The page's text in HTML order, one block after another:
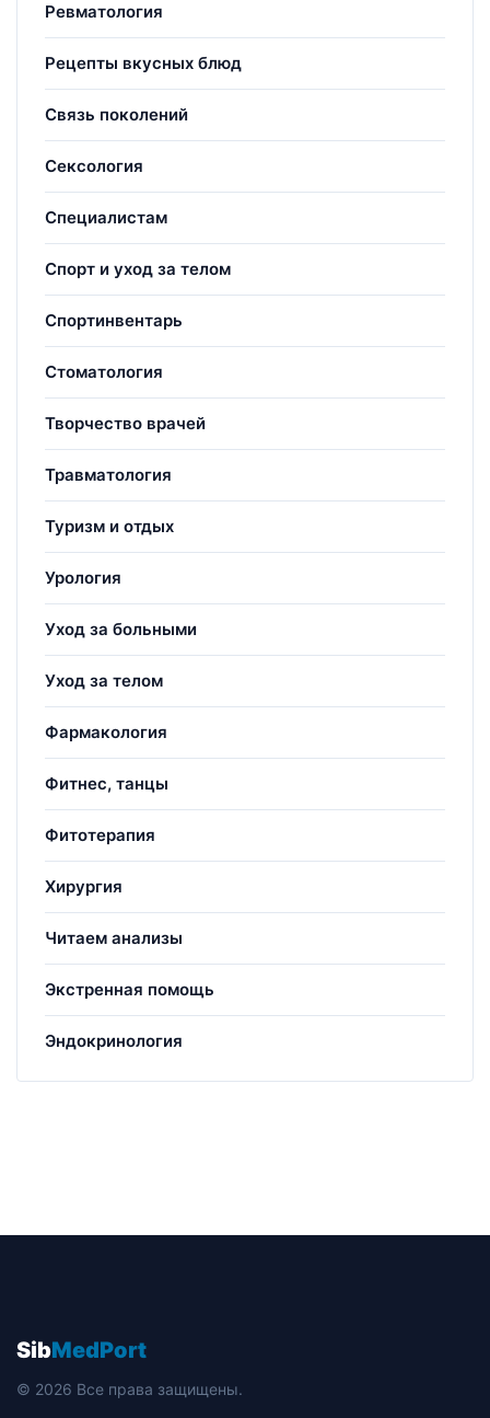
Ревматология
Рецепты вкусных блюд
Связь поколений
Сексология
Специалистам
Спорт и уход за телом
Спортинвентарь
Стоматология
Творчество врачей
Травматология
Туризм и отдых
Урология
Уход за больными
Уход за телом
Фармакология
Фитнес, танцы
Фитотерапия
Хирургия
Читаем анализы
Экстренная помощь
Эндокринология
SibMedPort
© 2026 Все права защищены.